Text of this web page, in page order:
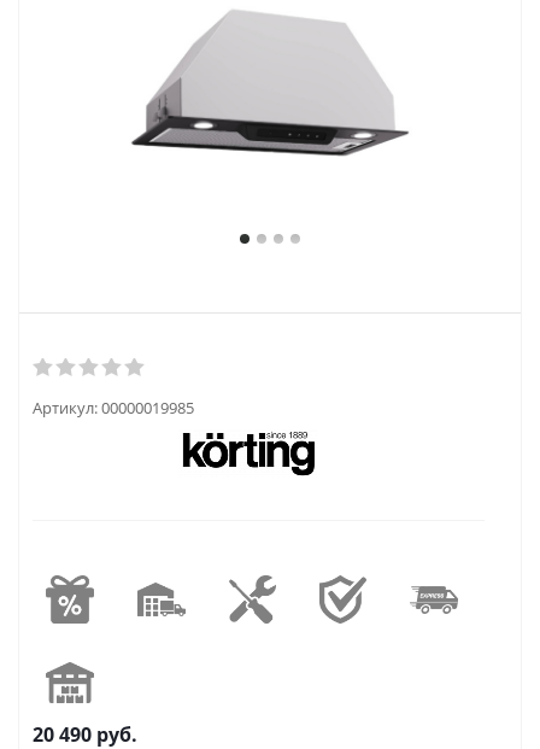
Артикул:00000019985
20 490 руб.